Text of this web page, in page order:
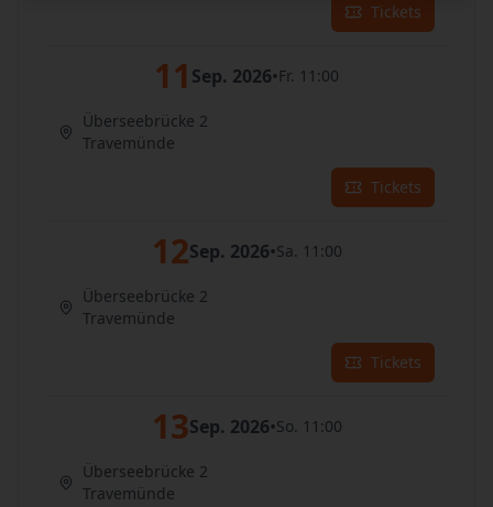
Tickets
11 Sep. 2026•Fr. 11:00
Überseebrücke 2
Travemünde
Tickets
12Sep. 2026•Sa. 11:00
Überseebrücke 2
Travemünde
Tickets
13Sep. 2026•So. 11:00
Überseebrücke 2
Travemünde